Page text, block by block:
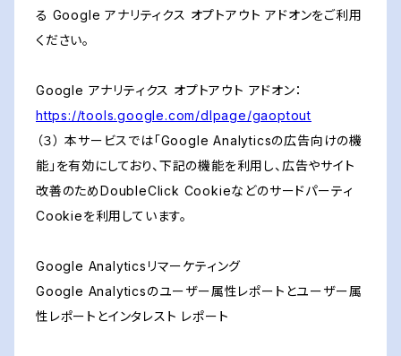
る Google アナリティクス オプトアウト アドオンをご利用
ください。
Google アナリティクス オプトアウト アドオン：
https://tools.google.com/dlpage/gaoptout
（３） 本サービスでは「Google Analyticsの広告向けの機
能」を有効にしており、下記の機能を利用し、広告やサイト
改善のためDoubleClick Cookieなどのサードパーティ
Cookieを利用しています。
Google Analyticsリマーケティング
Google Analyticsのユーザー属性レポートとユーザー属
性レポートとインタレスト レポート